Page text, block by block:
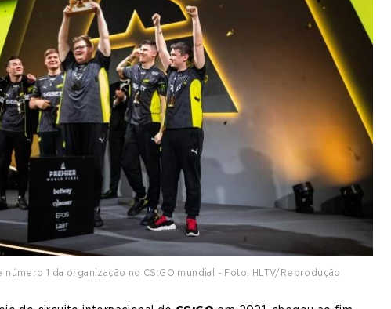
1 da organização no CS:GO mundial - Foto: HLTV/Reprodução